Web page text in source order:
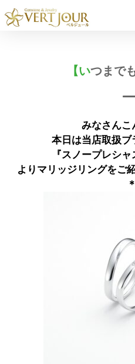
【いつま
みなさん
本日は当店取扱ブ
『スノープレシ
よりマリッジリングをご
＊